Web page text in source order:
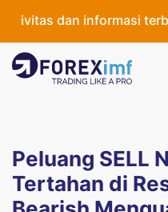
dan informasi
Peluang SELL
Tertahan di